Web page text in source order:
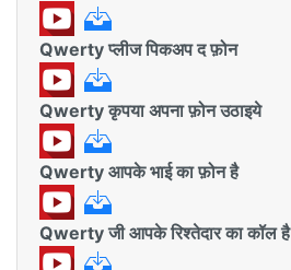
Qwerty प्लीज पिकअप द फ़ोन
Qwerty कृपया अपना फ़ोन उठाइये
Qwerty आपके भाई का फ़ोन है
Qwerty जी आपके रिश्तेदार का कॉल है